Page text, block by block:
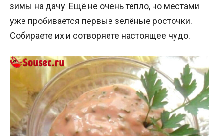
зимы на дачу. Ещё не очень тепло, но местами
уже пробивается первые зелёные росточки.
Собираете их и сотворяете настоящее чудо.